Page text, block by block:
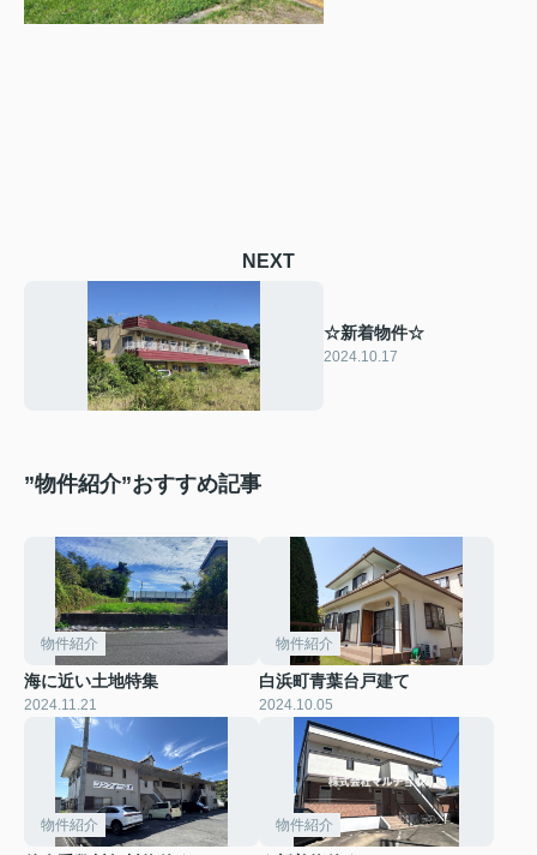
NEXT
☆新着物件☆
2024.10.17
”物件紹介”おすすめ記事
物件紹介
海に近い土地特集
2024.11.21
物件紹介
白浜町青葉台戸建て
2024.10.05
物件紹介 物件紹介